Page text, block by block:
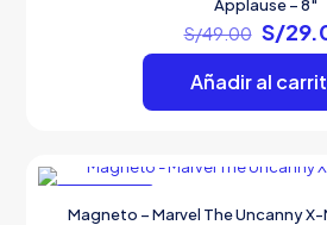
Applause – 8″
S/49.00 El
precio
era:
S/
Añadir al
Magneto – Marvel The Uncanny X-